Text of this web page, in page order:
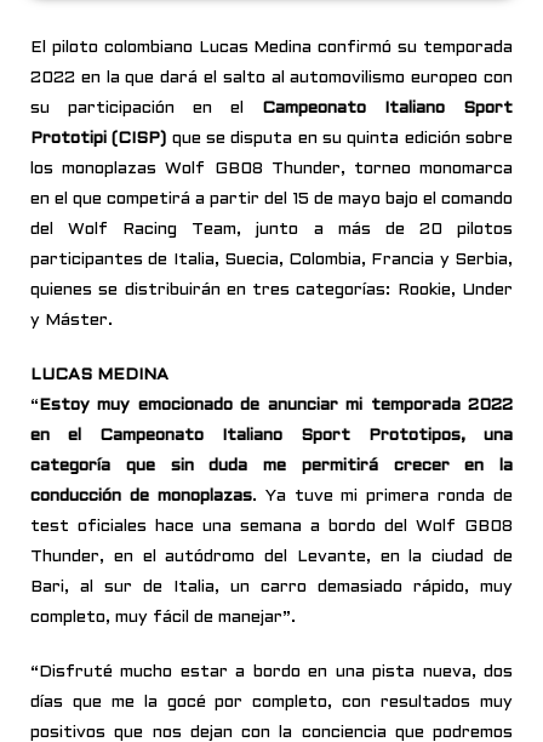
El piloto colombiano Lucas Medina confirmó su temporada
2022 en la que dará el salto al automovilismo europeo con
su participación en el Campeonato Italiano Sport
Prototipi (CISP) que se disputa en su quinta edición sobre
los monoplazas Wolf GB08 Thunder, torneo monomarca
en el que competirá a partir del 15 de mayo bajo el comando
del Wolf Racing Team, junto a más de 20 pilotos
participantes de Italia, Suecia, Colombia, Francia y Serbia,
quienes se distribuirán en tres categorías: Rookie, Under
y Máster.
LUCAS MEDINA
“ Estoy muy emocionado de anunciar mi temporada 2022
en el Campeonato Italiano Sport Prototipos, una
categoría que sin duda me permitirá crecer en la
conducción de monoplazas. Ya tuve mi primera ronda de
test oficiales hace una semana a bordo del Wolf GB08
Thunder, en el autódromo del Levante, en la ciudad de
Bari, al sur de Italia, un carro demasiado rápido, muy
completo, muy fácil de manejar”.
“Disfruté mucho estar a bordo en una pista nueva, dos
días que me la gocé por completo, con resultados muy
positivos que nos dejan con la conciencia que podremos